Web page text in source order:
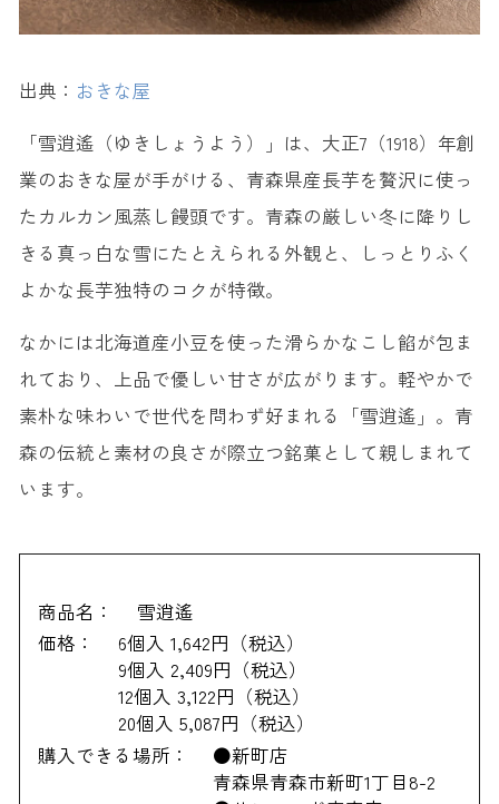
青森で買えるおしゃれな人気お土産
18. りんご茶 ＜マキュレハウス＞
【青森限定】青森でしか買えないお土産
19. なとわ ＜菓子匠 松栄堂＞
20. 金魚ねぶた ＜上ボシ武内製飴所＞
21. 八戸せんべい汁用せんべい ＜味の海翁堂＞
22. ヒトナツノコイ ＜菓子匠 松栄堂＞
23. 嶽きみプリン ＜ANEKKO（あねっこ）＞
青森でお土産を買うのにおすすめの場所
青森駅周辺
青森県観光物産館「アスパム」
道の駅
出典： おきな屋
「雪逍遙（ゆきしょうよう）」は、大正7（1918）年創
業のおきな屋が手がける、青森県産長芋を贅沢に使っ
たカルカン風蒸し饅頭です。青森の厳しい冬に降りし
きる真っ白な雪にたとえられる外観と、しっとりふく
よかな長芋独特のコクが特徴。
なかには北海道産小豆を使った滑らかなこし餡が包ま
れており、上品で優しい甘さが広がります。軽やかで
素朴な味わいで世代を問わず好まれる「雪逍遙」。青
森の伝統と素材の良さが際立つ銘菓として親しまれて
います。
商品名：
雪逍遙
価格：
6個入 1,642円（税込）
9個入 2,409円（税込）
12個入 3,122円（税込）
20個入 5,087円（税込）
購入できる場所：
●新町店
青森県青森市新町1丁目8-2